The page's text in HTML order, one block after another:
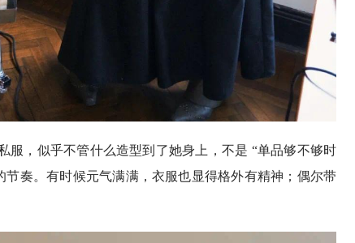
服，似乎不管什么造型到了她身上，不是 “单品够不够时
节奏。有时候元气满满，衣服也显得格外有精神；偶尔带